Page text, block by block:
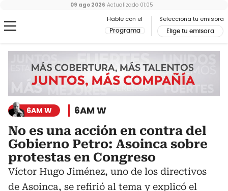
Hable con el
Programa
Selecciona tu emisora
Elige tu emisora
09 ago 2026 Actualizado 01:05
6AM W 6AM W
No es una acción en contra del
Gobierno Petro: Asoinca sobre
protestas en Congreso
Víctor Hugo Jiménez, uno de los directivos
de Asoinca, se refirió al tema y explicó el